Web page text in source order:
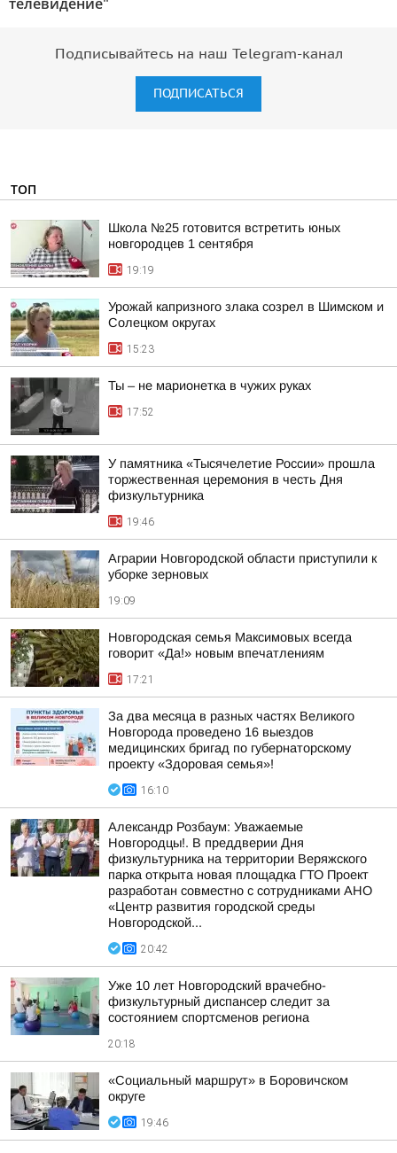
Подписывайтесь на наш Telegram-канал
ПОДПИСАТЬСЯ
ТОП
Школа №25 готовится встретить юных
новгородцев 1 сентября
19:19
Урожай капризного злака созрел в Шимском и
Солецком округах
15:23
Ты – не марионетка в чужих руках
17:52
У памятника «Тысячелетие России» прошла
торжественная церемония в честь Дня
физкультурника
19:46
Аграрии Новгородской области приступили к
уборке зерновых
19:09
Новгородская семья Максимовых всегда
говорит «Да!» новым впечатлениям
17:21
За два месяца в разных частях Великого
Новгорода проведено 16 выездов
медицинских бригад по губернаторскому
проекту «Здоровая семья»!
16:10
Александр Розбаум: Уважаемые
Новгородцы!. В преддверии Дня
физкультурника на территории Веряжского
парка открыта новая площадка ГТО Проект
разработан совместно с сотрудниками АНО
«Центр развития городской среды
Новгородской...
20:42
Уже 10 лет Новгородский врачебно-
физкультурный диспансер следит за
состоянием спортсменов региона
20:18
«Социальный маршрут» в Боровичском
округе
19:46